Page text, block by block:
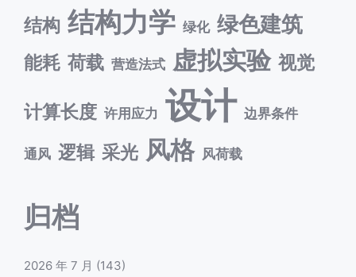
结构 结构力学 绿化 绿色建筑
能耗 荷载 营造法式 虚拟实验 视觉
计算长度 许用应力 设计 边界条件
通风 逻辑 采光 风格 风荷载
归档
2026 年 7 月 (143)